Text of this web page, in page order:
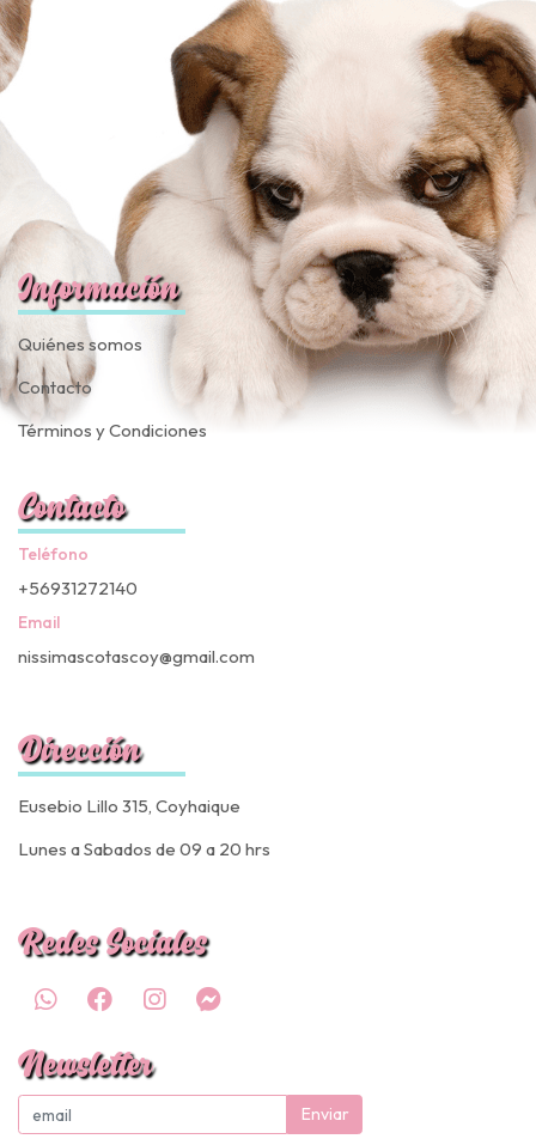
Información
Quiénes somos
Contacto
Términos y Condiciones
Contacto
Teléfono
+56931272140
Email
nissimascotascoy@gmail.com
Dirección
Eusebio Lillo 315, Coyhaique
Lunes a Sabados de 09 a 20 hrs
Redes Sociales
Newsletter
Enviar